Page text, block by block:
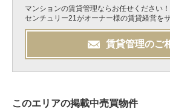
マンションの賃貸管理ならお任せください！
センチュリー21がオーナー様の賃貸経営を
賃貸管理のご
このエリアの掲載中売買物件